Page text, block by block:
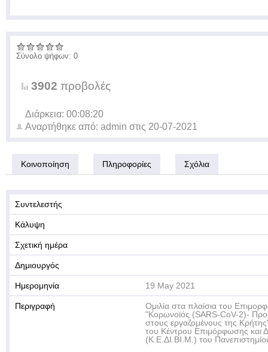
Σύνολο ψήφων: 0
3902 προβολές
Διάρκεια: 00:08:20
Αναρτήθηκε από: admin στις 20-07-2021
Κοινοποίηση Πληροφορίες Σχόλια
Συντελεστής
Κάλυψη
Σχετική ημέρα
Δημιουργός
Ημερομηνία 19 May 2021
Περιγραφή
Ομιλία στα πλαίσια του
"Κορωνοϊός (SARS-CoV-2)-
στους εργαζομένους της
του Κέντρου Επιμόρφωσης και
(Κ.Ε.ΔΙ.ΒΙ.Μ.) του